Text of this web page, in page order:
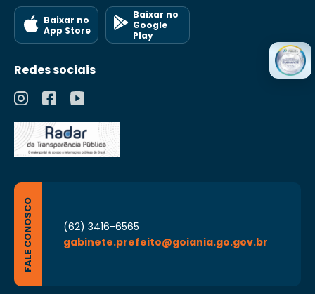
Baixar no
App Store
Baixar no
Google
Play
Redes sociais
FALE CONOSCO
(62) 3416-6565
gabinete.prefeito@goiania.go.gov.br